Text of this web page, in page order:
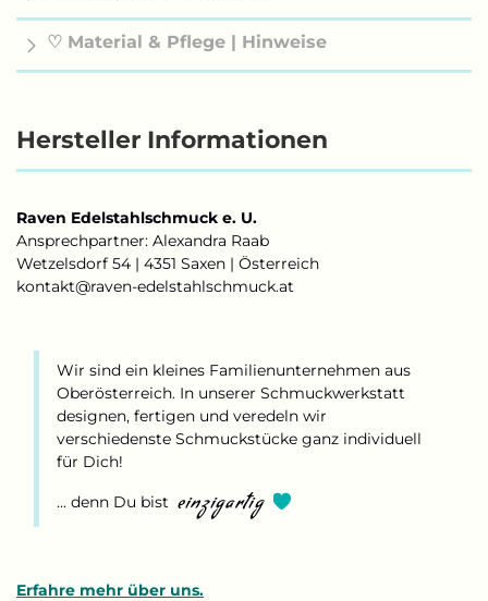
♡ Material & Pflege | Hinweise
Hersteller Informationen
Raven Edelstahlschmuck e. U.
Ansprechpartner: Alexandra Raab
Wetzelsdorf 54 | 4351 Saxen | Österreich
kontakt@raven-edelstahlschmuck.at
Wir sind ein kleines Familienunternehmen aus
Oberösterreich. In unserer Schmuckwerkstatt
designen, fertigen und veredeln wir
verschiedenste Schmuckstücke ganz individuell
für Dich!
... denn Du bist einzigartig
Erfahre mehr über uns.